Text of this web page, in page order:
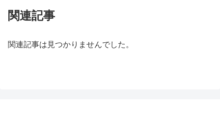
関連記事
関連記事は見つかりませんでした。